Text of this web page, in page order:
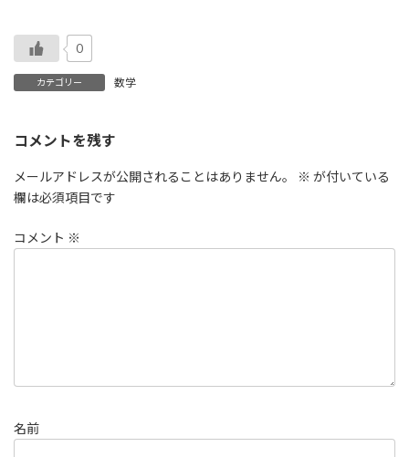
0
カテゴリー 数学
コメントを残す
メールアドレスが公開されることはありません。 ※ が付いている
欄は必須項目です
コメント ※
名前